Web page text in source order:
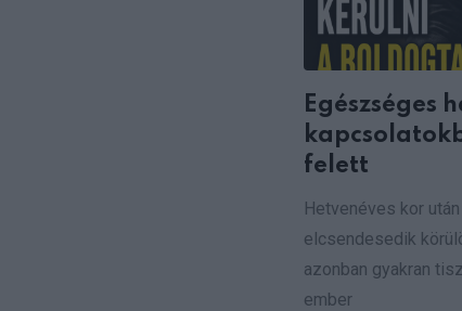
Egészséges
felett
Hetvenéves kor
elcsendesedik
azonban gyakran
ember